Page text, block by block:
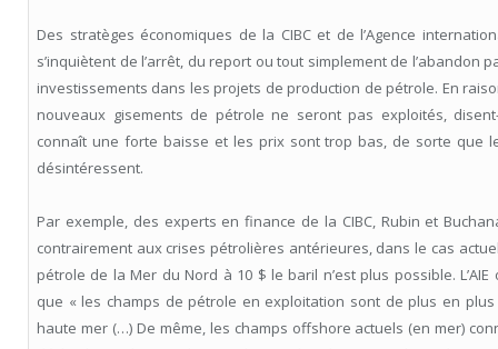
Des stratèges économiques de la CIBC et de l’Agence
s’inquiètent de l’arrêt, du report ou tout simplement de l’abandon
investissements dans les projets de production de pétrole. En
nouveaux gisements de pétrole ne seront pas exploités,
connaît une forte baisse et les prix sont trop bas, de sorte que
désintéressent.
Par exemple, des experts en finance de la CIBC, Rubin et
contrairement aux crises pétrolières antérieures, dans le cas
pétrole de la Mer du Nord à 10 $ le baril n’est plus possible.
que « les champs de pétrole en exploitation sont de plus en
haute mer (…) De même, les champs offshore actuels (en mer)